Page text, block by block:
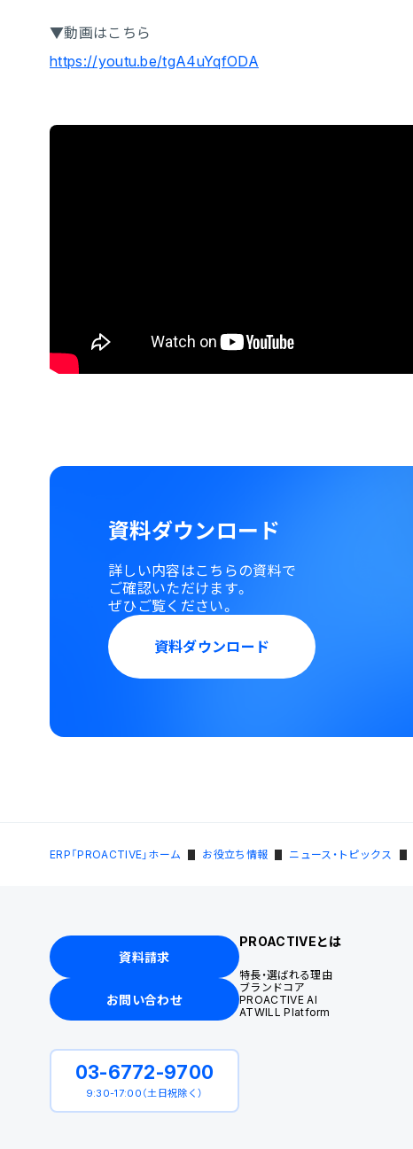
▼動画はこちら
https://youtu.be/tgA4uYqfODA
資料ダウンロード
詳しい内容はこちらの資料で
ご確認いただけます。
ぜひご覧ください。
資料ダウンロード
ERP「PROACTIVE」ホーム お役立ち情報 ニュース・トピックス
資料請求
お問い合わせ
03-6772-9700
9:30-17:00（土日祝除く）
PROACTIVEとは
特長・選ばれる理由
ブランドコア
PROACTIVE AI
ATWILL Platform